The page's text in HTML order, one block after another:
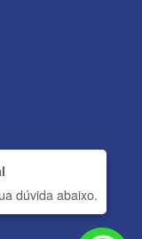
dúvida abaixo.